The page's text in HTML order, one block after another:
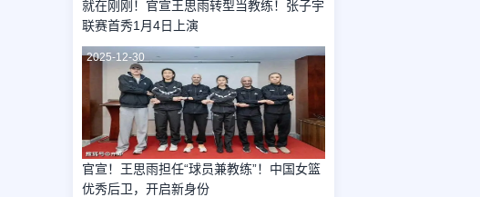
就在刚刚！官宣王思雨转型当教练！张子宇
联赛首秀1月4日上演
2025-12-30
官宣！王思雨担任“球员兼教练”！中国女篮
优秀后卫，开启新身份